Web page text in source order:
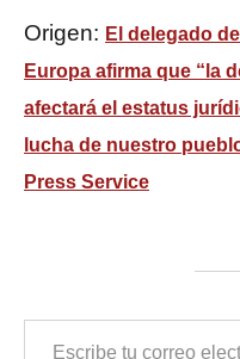
Origen: El delegado
Europa afirma que “la
afectará el estatus
lucha de nuestro
Press Service